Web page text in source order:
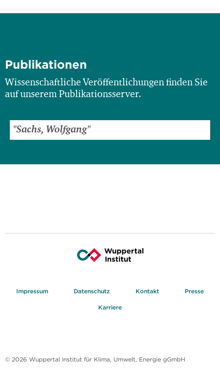
Publikationen
Wissenschaftliche Veröffentlichungen finden Sie
auf unserem Publikationsserver.
Impressum Datenschutz Kontakt Presse
Karriere
© 2026 Wuppertal Institut für Klima, Umwelt, Energie gGmbH